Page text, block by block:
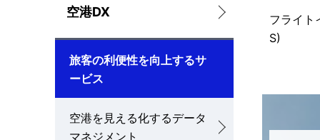
ロ
ー
カ
ル
ナ
空港DX
旅客の利便性を向上するサ
ービス
空港を見える化するデータ
マネジメント
フライト
S)